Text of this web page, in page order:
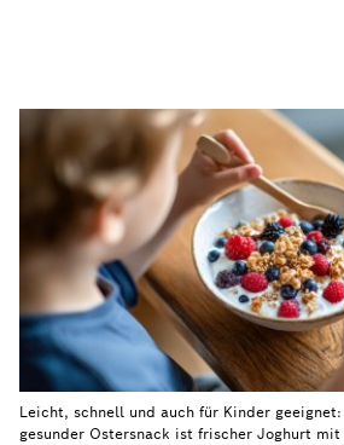
Leicht, schnell und auch für Kinder
gesunder Ostersnack ist frischer Joghurt